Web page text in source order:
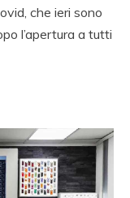
che ieri sono
l’apertura a tutti